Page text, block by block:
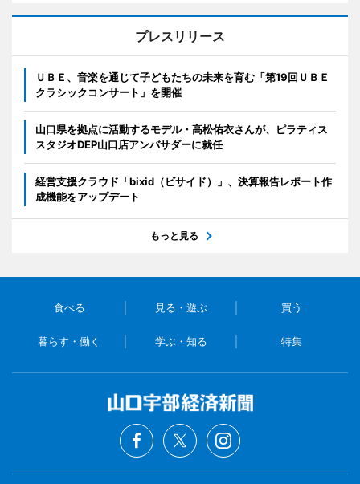
プレスリリース
ＵＢＥ、音楽を通じて子どもたちの未来を育む「第19回ＵＢＥ
クラシックコンサート」を開催
山口県を拠点に活動するモデル・高松佑衣さんが、ピラティス
スタジオDEP山口店アンバサダーに就任
経営支援クラウド「bixid（ビサイド）」、決算報告レポート作
成機能をアップデート
もっと見る
食べる 見る・遊ぶ 買う
暮らす・働く 学ぶ・知る 特集